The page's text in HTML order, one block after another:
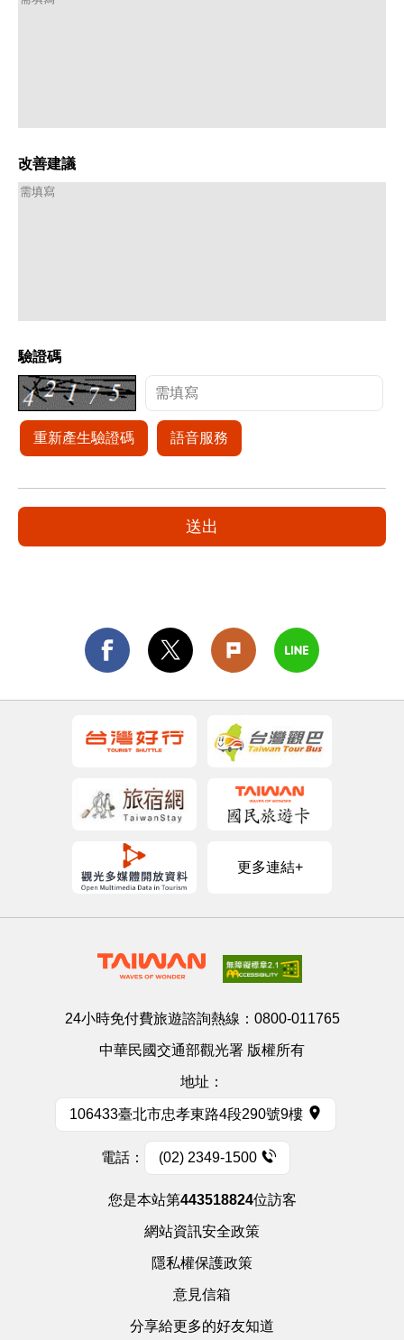
改善建議
驗證碼
重新產生驗證碼 語音服務
更多連結+
24小時免付費旅遊諮詢熱線： 0800-011765
中華民國交通部觀光署 版權所有
地址：
106433臺北市忠孝東路4段290號9樓
電話： (02) 2349-1500
您是本站第443518824位訪客
網站資訊安全政策
隱私權保護政策
意見信箱
分享給更多的好友知道